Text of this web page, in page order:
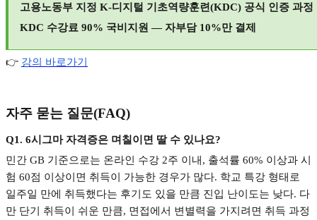
고용노동부 지정 K-디지털 기초역량훈련(KDC) 공식 인증 과정
KDC 수강료 90% 국비지원 —자부담10%만 결제
👉 강의 바로가기
자주 묻는 질문(FAQ)
Q1. 6시그마 자격증은 며칠이면 딸 수 있나요?
민간 GB 기준으로는 온라인 수강 2주 이내 , 출석률 60% 이상과 시
험 60점 이상이면 취득이 가능한 경우가 많다. 학교 특강 형태로
일주일 만에 취득했다는 후기도 있을 만큼 진입 난이도는 낮다. 다
만 단기 취득이 쉬운 만큼, 면접에서 변별력을 가지려면 취득 과정